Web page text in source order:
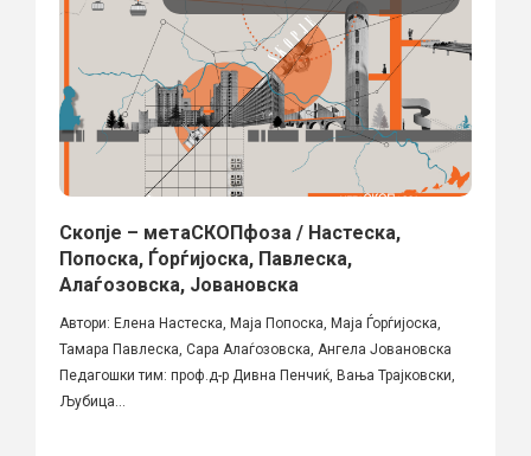
Скопје – метаСКОПфоза / Настеска,
Попоска, Ѓорѓијоска, Павлеска,
Алаѓозовска, Јовановска
Автори: Елена Настеска, Маја Попоска, Маја Ѓорѓијоска,
Тамара Павлеска, Сара Алаѓозовска, Ангела Јовановска
Педагошки тим: проф.д-р Дивна Пенчиќ, Вања Трајковски,
Љубица...